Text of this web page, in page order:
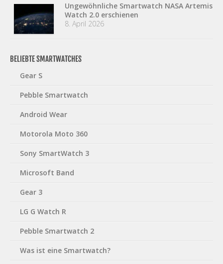
Ungewöhnliche Smartwatch NASA Artemis
Watch 2.0 erschienen
8. April 2026
BELIEBTE SMARTWATCHES
Gear S
Pebble Smartwatch
Android Wear
Motorola Moto 360
Sony SmartWatch 3
Microsoft Band
Gear 3
LG G Watch R
Pebble Smartwatch 2
Was ist eine Smartwatch?